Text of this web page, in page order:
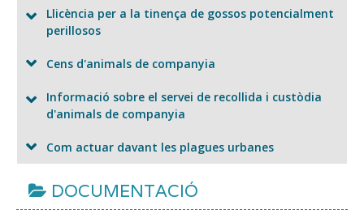
Llicència per a la tinença de gossos potencialment
perillosos
Cens d'animals de companyia
Informació sobre el servei de recollida i custòdia
d'animals de companyia
Com actuar davant les plagues urbanes
DOCUMENTACIÓ